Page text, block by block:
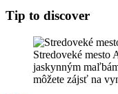
Tip to discover
Stredoveké mesto
jaskynným
môžete zájsť na